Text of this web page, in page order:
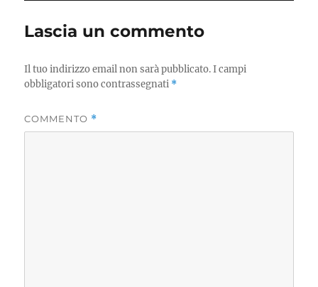
Lascia un commento
Il tuo indirizzo email non sarà pubblicato. I campi
obbligatori sono contrassegnati *
COMMENTO *